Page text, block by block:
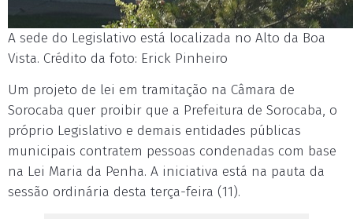
A sede do Legislativo está localizada no Alto da Boa
Vista. Crédito da foto: Erick Pinheiro
Um projeto de lei em tramitação na Câmara de
Sorocaba quer proibir que a Prefeitura de Sorocaba, o
próprio Legislativo e demais entidades públicas
municipais contratem pessoas condenadas com base
na Lei Maria da Penha. A iniciativa está na pauta da
sessão ordinária desta terça-feira (11).